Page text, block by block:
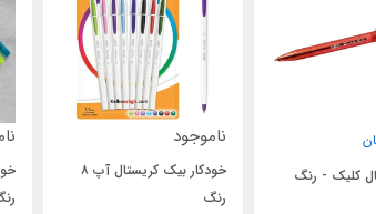
خودکار بیک کریستال آپ ۸
ناموجود
رنگ